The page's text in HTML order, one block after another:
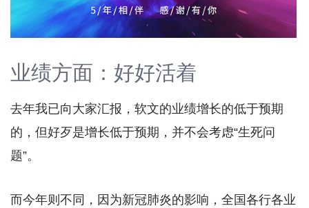
业绩方面：好好活着
去年我已向大家汇报，软文的业绩增长的低于预期
的，但好歹是增长低于预期，并不会考虑“生死问
题”。
而今年则不同，因为新冠肺炎的影响，全国各行各业